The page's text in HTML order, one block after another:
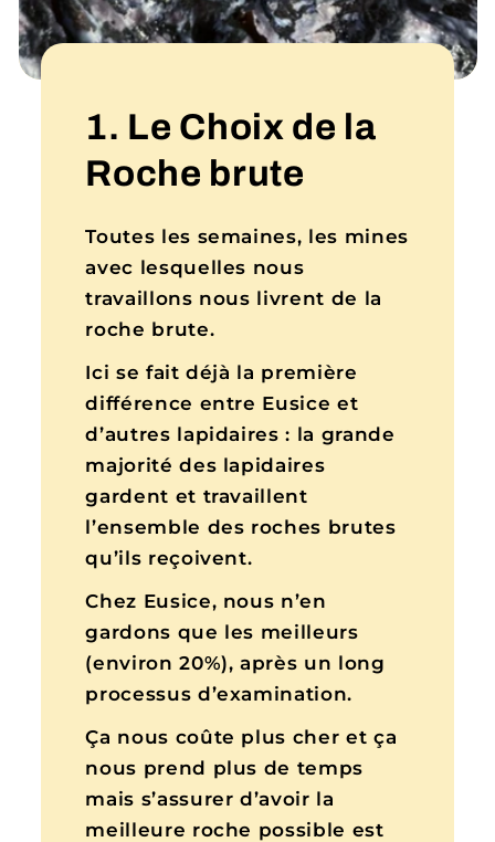
1. Le Choix de la
Roche brute
Toutes les semaines, les mines
avec lesquelles nous
travaillons nous livrent de la
roche brute.
Ici se fait déjà la première
différence entre Eusice et
d’autres lapidaires : la grande
majorité des lapidaires
gardent et travaillent
l’ensemble des roches brutes
qu’ils reçoivent.
Chez Eusice, nous n’en
gardons que les meilleurs
(environ 20%), après un long
processus d’examination.
Ça nous coûte plus cher et ça
nous prend plus de temps
mais s’assurer d’avoir la
meilleure roche possible est